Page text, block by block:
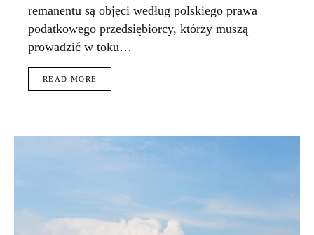
remanentu są objęci według polskiego prawa
podatkowego przedsiębiorcy, którzy muszą
prowadzić w toku…
READ MORE